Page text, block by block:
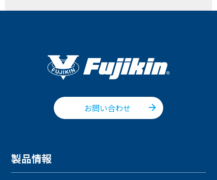
お問い合わせ
製品情報